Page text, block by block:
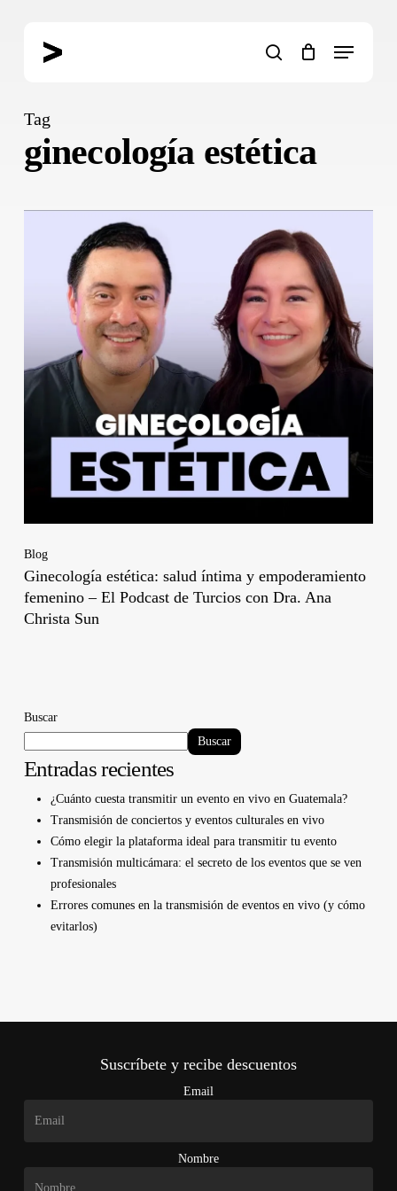
search
Menu
Tag
ginecología estética
Blog
Ginecología estética: salud íntima y empoderamiento
femenino – El Podcast de Turcios con Dra. Ana
Christa Sun
Buscar
Buscar
Entradas recientes
¿Cuánto cuesta transmitir un evento en vivo en Guatemala?
Transmisión de conciertos y eventos culturales en vivo
Cómo elegir la plataforma ideal para transmitir tu evento
Transmisión multicámara: el secreto de los eventos que se ven
profesionales
Errores comunes en la transmisión de eventos en vivo (y cómo
evitarlos)
Suscríbete y recibe descuentos
Email
Nombre